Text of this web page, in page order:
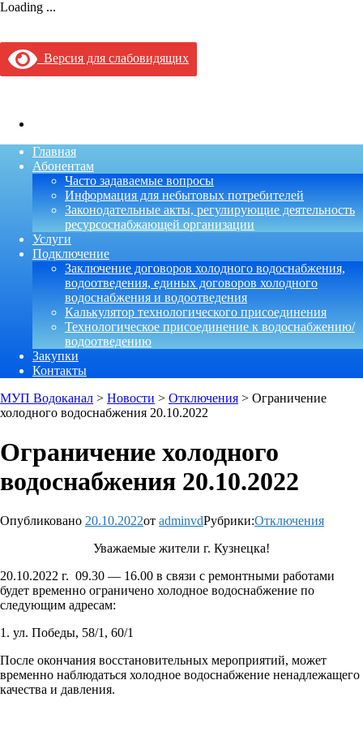
Loading ...
Версия для слабовидящих
Главная
Абонентам
Часто задаваемые вопросы
Информация для небытовых потребителей
Законодательные акты, регулирующие деятельность
ресурсоснабжающей организации
Услуги
Подключение
Заключение договоров холодного водоснабжения,
водоотведения, единых договоров холодного
водоснабжения и водоотведения
Калькулятор технологического присоединения
Технологическое присоединение к водоснабжению/
водоотведению
Закупки
Контакты
МУП Водоканал > Новости > Отключения > Ограничение
холодного водоснабжения 20.10.2022
Ограничение холодного
водоснабжения 20.10.2022
Опубликовано 20.10.2022от adminvdРубрики:Отключения
Уважаемые жители г. Кузнецка!
20.10.2022 г. 09.30 — 16.00 в связи с ремонтными работами
будет временно ограничено холодное водоснабжение по
следующим адресам:
1. ул. Победы, 58/1, 60/1
После окончания восстановительных мероприятий, может
временно наблюдаться холодное водоснабжение ненадлежащего
качества и давления.